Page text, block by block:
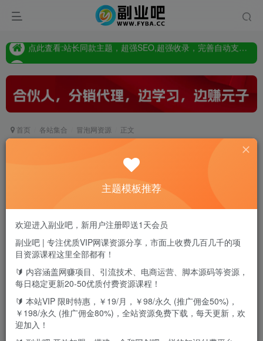
只要98元开通VIP会员，终身下载各大机构内部资源,一站式草根创业基地,最新最强网赚教程大全，小投入，大回报!
只要98元开通VIP会员，终身下载各大机构内部资源,一站式草根创业基地,最新最强网赚教程大全，小投入，大回报!
首页 各站集合 冒泡网资源 正文
老梁日不落社群内部分享：日不落直播间玩法，鱼
塘起号玩法，新人零粉丝平播起号
此内容为付费资源，请付费后查看
F币 9.9
高级代理免费 顶级代理免费
付费资源
主题模板推荐
欢迎进入副业吧，新用户注册即送1天会员
副业吧 | 专注优质VIP网课资源分享，市面上收费几百几千的项
目资源课程这里全部都有！
🔰 内容涵盖网赚项目、引流技术、电商运营、脚本源码等资源，
每日稳定更新20-50优质付费资源课程！
🔰 本站VIP 限时特惠，￥19/月，￥98/永久 (推广佣金50%)，
￥198/永久 (推广佣金80%)，全站资源免费下载，每天更新，欢
迎加入！